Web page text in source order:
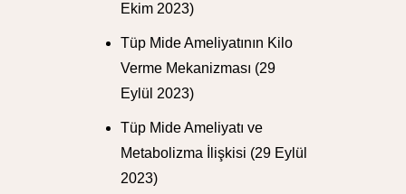
Ekim 2023)
Tüp Mide Ameliyatının Kilo
Verme Mekanizması (29
Eylül 2023)
Tüp Mide Ameliyatı ve
Metabolizma İlişkisi (29 Eylül
2023)